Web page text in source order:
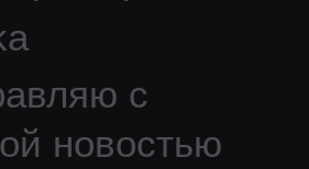
с
новостью